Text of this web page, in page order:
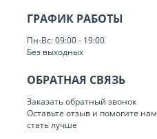
ГРАФИК РАБОТЫ
Пн-Вс: 09:00 - 19:00
Без выходных
ОБРАТНАЯ СВЯЗЬ
Заказать обратный звонок
Оставьте отзыв и помогите нам
стать лучше